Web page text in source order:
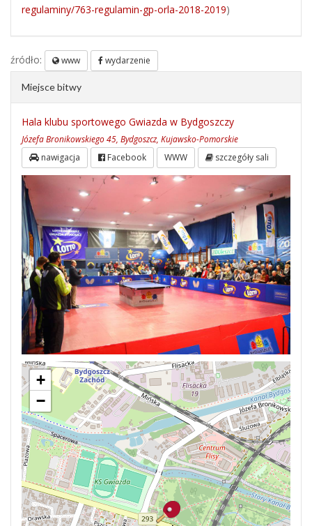
regulaminy/763-regulamin-gp-orla-2018-2019)
źródło: www wydarzenie
Miejsce bitwy
Hala klubu sportowego Gwiazda w Bydgoszczy
Józefa Bronikowskiego 45, Bydgoszcz, Kujawsko-Pomorskie
nawigacja Facebook WWW szczegóły sali
+
−